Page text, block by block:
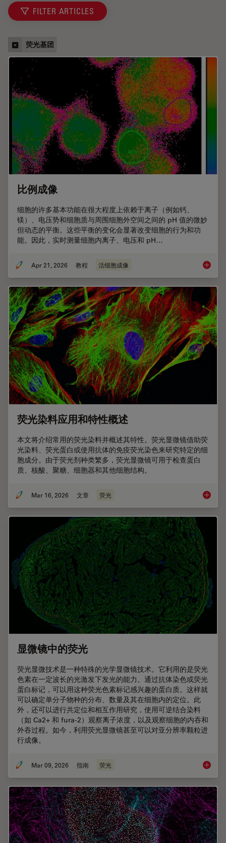
FILTER ARTICLES
荧光基团
比例成像
细胞的许多基本功能在很大程度上依赖于离子（例如钙、
镁）、电压势和细胞质与周围细胞外空间之间的 pH 值的微妙
但动态的平衡。这些平衡的变化会显著改变细胞的行为和功
能。因此，实时测量细胞内离子、电压和 pH…
Apr 21, 2026 教程 活细胞成像 比例成
荧光染料应用和特性概述
本文将介绍常用的荧光染料并概述其特性。荧光显微镜借助荧
光染料、荧光蛋白或使用抗体的免疫荧光染色来研究特定的细
胞成分。由于荧光剂种类繁多，荧光显微镜可用于检查蛋白
质、核酸、聚糖、细胞器和其他细胞结构。
Mar 16, 2026 文章 荧光 荧光染
显微镜中的荧光
荧光显微技术是一种特殊的光学显微镜技术。它利用的是荧光
色素在一定波长的光激发下发光的能力。通过抗体染色或荧光
蛋白标记，可以用这种荧光色素标记感兴趣的蛋白质。这样就
可以确定单分子物种的分布、数量及其在细胞内的定位。此
外，还可以进行共定位和相互作用研究，使用可逆结合染料
（如 Ca2+ 和 fura-2）观察离子浓度，以及观察细胞的内吞和
外吞过程。如今，利用荧光显微镜甚至可以对亚分辨率颗粒进
行成像。
Mar 09, 2026 指南 荧光 显微镜